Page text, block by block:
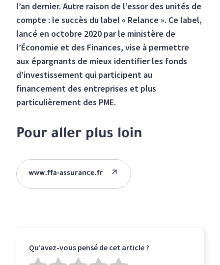
l’an dernier. Autre raison de l’essor des unités de
compte : le succès du label « Relance ». Ce label,
lancé en octobre 2020 par le ministère de
l’Économie et des Finances, vise à permettre
aux épargnants de mieux identifier les fonds
d’investissement qui participent au
financement des entreprises et plus
particulièrement des PME.
Pour aller plus loin
www.ffa-assurance.fr
Qu’avez-vous pensé de cet article ?